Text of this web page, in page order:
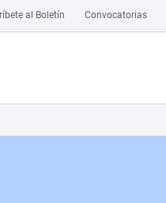
al Boletín Convocatorias